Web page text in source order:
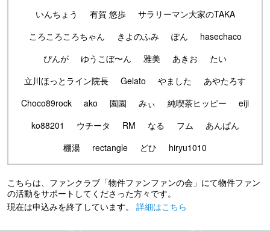
いんちょう
有賀 悠歩
サラリーマン大家のTAKA
ころころころちゃん
きよのふみ ぽん
hasechaco
ぴんが
ゆうこぼ〜ん 雅美 あきお
たい
立川ほっとライン院長
Gelato やました
あやたろす
Choco89rock
ako 園園 みぃ 純喫茶ヒッピー
eiji
ko88201
ウチータ RM なる フム
あんぱん
棚湯
rectangle どひ hiryu1010
こちらは、ファンクラブ「物件ファンファンの会」にて物件ファン
の活動をサポートしてくださった方々です。
現在は申込みを終了しています。 詳細はこちら